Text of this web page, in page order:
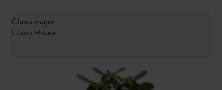
Clusia major
Clusia Rosea